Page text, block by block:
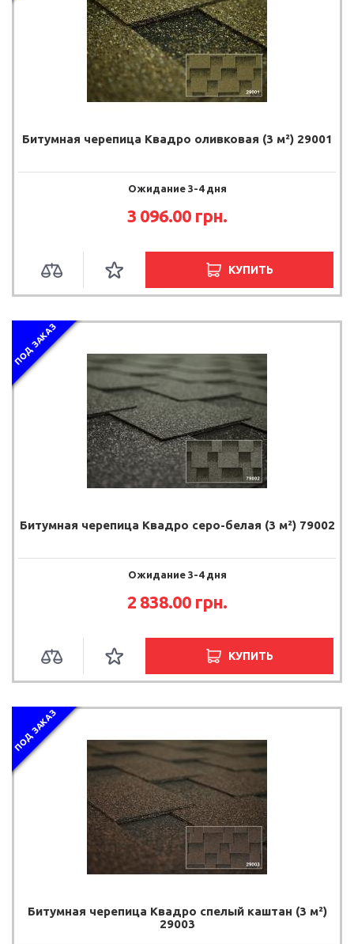
Битумная черепица Квадро оливковая (3 м²) 29001
Ожидание 3-4 дня
3 096.00 грн.
КУПИТЬ
ПОД ЗАКАЗ
Битумная черепица Квадро серо-белая (3 м²) 79002
Ожидание 3-4 дня
2 838.00 грн.
КУПИТЬ
ПОД ЗАКАЗ
Битумная черепица Квадро спелый каштан (3 м²)
29003